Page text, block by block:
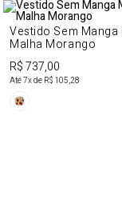
Vestido Sem Manga
Malha Morango
R$ 737,00
Até7x de R$ 105,28